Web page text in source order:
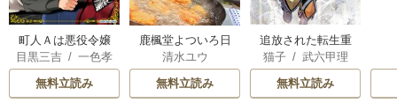
町人Ａは悪役令嬢
をどうしても救い
たい ～どぶと空
と氷の姫君～
目黒三吉 /一色孝
太郎/ Parum
無料立読み
鹿楓堂よついろ日
和
清水ユウ
無料立読み
追放された転生重
騎士はゲーム知識
で無双する
猫子/ 武六甲理
/じゃいあん
無料立読み